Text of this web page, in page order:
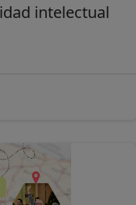
intelectual